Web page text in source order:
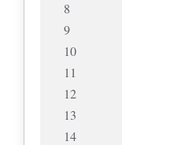
8
9
10
11
12
13
14